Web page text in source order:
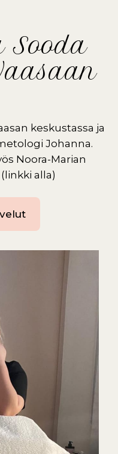
Sooda
keskustassa ja
Johanna.
Noora-Marian
alla)